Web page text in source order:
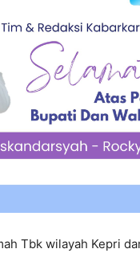
Tbk wilayah Kepri